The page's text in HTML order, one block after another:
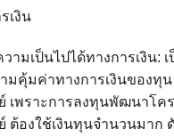
เงิน
ามเป็นไปได้ทางการเงิน:
มคุ้มค่าทางการเงินของทุ
เพราะการลงทุนพัฒนาโค
ต้องใช้เงินทุนจำนวนมาก